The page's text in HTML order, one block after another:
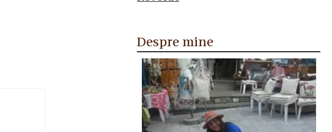
Despre mine